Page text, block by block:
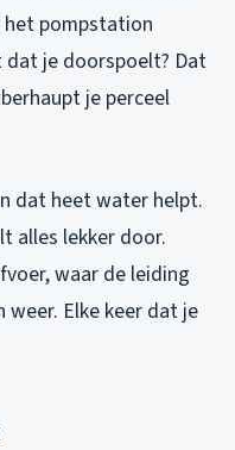
pompstation
dat je doorspoelt? Dat
je perceel
dat heet water helpt.
alles lekker door.
waar de leiding
Elke keer dat je